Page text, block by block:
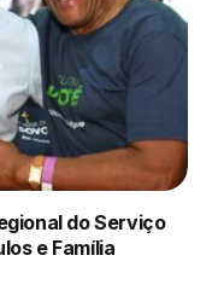
do Serviço
e Família